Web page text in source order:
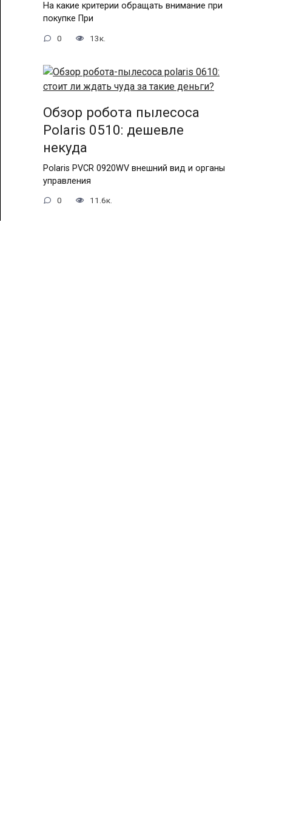
На какие критерии обращать внимание при
покупке При
0 13к.
Обзор робота пылесоса
Polaris 0510: дешевле
некуда
Polaris PVCR 0920WV внешний вид и органы
управления
0 11.6к.